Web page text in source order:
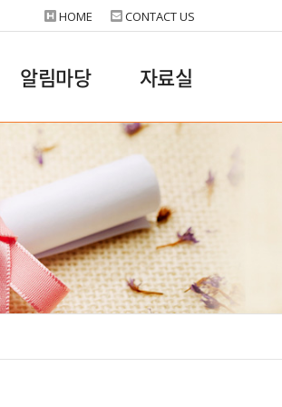
알림마당 자료실
HOME CONTACT US